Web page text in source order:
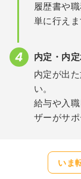
履歴書や
単に行えま
内定・内
内定が出
い。
給与や入
ザーがサポ
いま